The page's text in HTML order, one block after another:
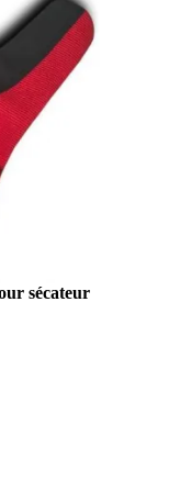
sécateur